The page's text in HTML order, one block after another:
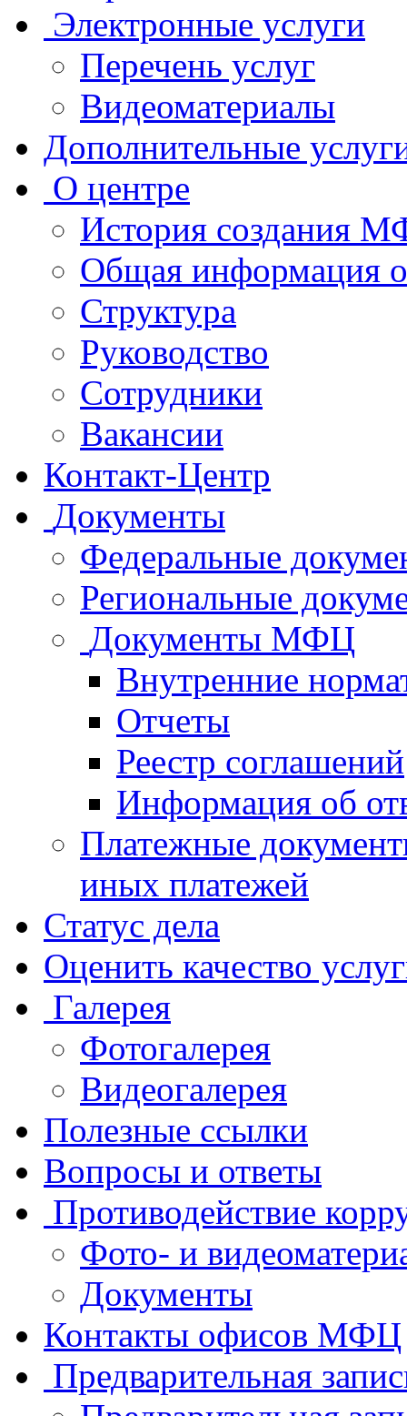
Электронные услуги
Перечень услуг
Видеоматериалы
Дополнительные
О центре
История создания
Общая
Структура
Руководство
Сотрудники
Вакансии
Контакт-Центр
Документы
Федеральные
Региональные
Документы МФЦ
Внутренние
Отчеты
Реестр соглашений
Информация об
Платежные
иных платежей
Статус дела
Оценить качество
Галерея
Фотогалерея
Видеогалерея
Полезные ссылки
Вопросы и ответы
Противодействие
Фото- и
Документы
Контакты офисов МФЦ
Предварительная